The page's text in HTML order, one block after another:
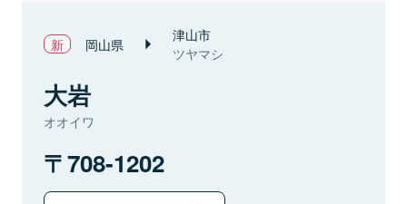
岡山県 津山市
ツヤマシ
大岩
オオイワ
708-1202